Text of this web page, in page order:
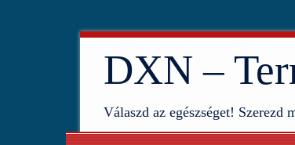
DXN –
Válaszd az egészséget! Szerezd